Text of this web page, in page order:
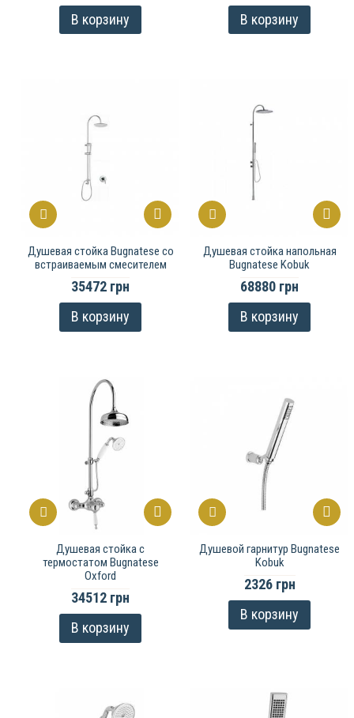
В корзину В корзину
Душевая стойка Bugnatese со
встраиваемым смесителем
35472 грн
В корзину
Душевая стойка напольная
Bugnatese Kobuk
68880 грн
В корзину
Душевая стойка с
термостатом Bugnatese
Oxford
34512 грн
В корзину
Душевой гарнитур Bugnatese
Kobuk
2326 грн
В корзину